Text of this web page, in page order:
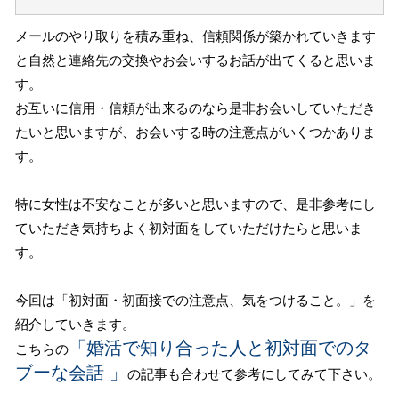
メールのやり取りを積み重ね、信頼関係が築かれていきます
と自然と連絡先の交換やお会いするお話が出てくると思いま
す。
お互いに信用・信頼が出来るのなら是非お会いしていただき
たいと思いますが、お会いする時の注意点がいくつかありま
す。
特に女性は不安なことが多いと思いますので、是非参考にし
ていただき気持ちよく初対面をしていただけたらと思いま
す。
今回は「初対面・初面接での注意点、気をつけること。」を
紹介していきます。
こちらの「婚活で知り合った人と初対面でのタ
ブーな会話 」
の記事も合わせて参考にしてみて下さい。